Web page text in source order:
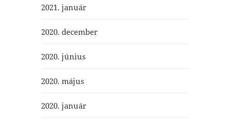
2021. január
2020. december
2020. június
2020. május
2020. január